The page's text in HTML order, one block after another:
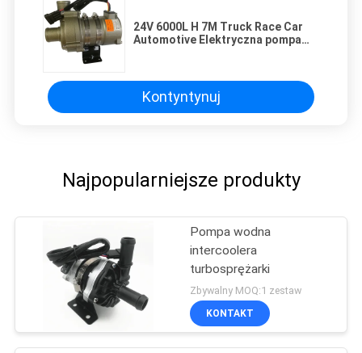
24V 6000L H 7M Truck Race Car
Automotive Elektryczna pompa
Kontyntynuj
Najpopularniejsze produkty
Pompa wodna
intercoolera
turbosprężarki
Zbywalny MOQ:1 zestaw
KONTAKT